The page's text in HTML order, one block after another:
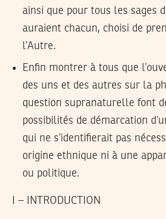
ainsi que pour tous les sages
auraient chacun, choisi de
l’Autre.
Enfin montrer à tous que
des uns et des autres sur la
question supranaturelle font
possibilités de démarcation
qui ne s’identifierait pas
origine ethnique ni à une
ou politique.
I – INTRODUCTION